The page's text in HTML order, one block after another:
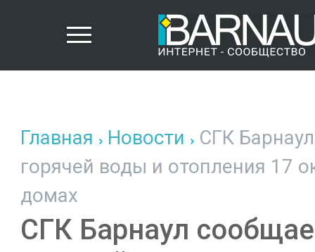
Главная Новости СГК
горячей воды и отопления 17
домах
СГК Барнаул